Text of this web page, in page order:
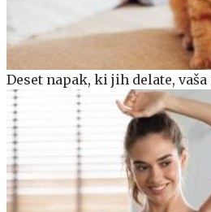
Deset napak, ki jih delate,